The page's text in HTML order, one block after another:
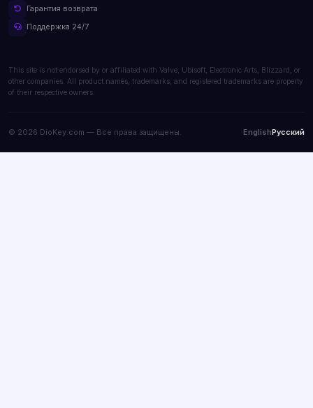
Гарантия возврата
Поддержка 24/7
This site is not endorsed by or affiliated with Valve, Ubisoft, Electronic Arts, Blizzard, or
other companies. All product names, trademarks, and registered trademarks are property
of their respective owners.
© 2026 DioKey.com — Все права защищены. EnglishРусский